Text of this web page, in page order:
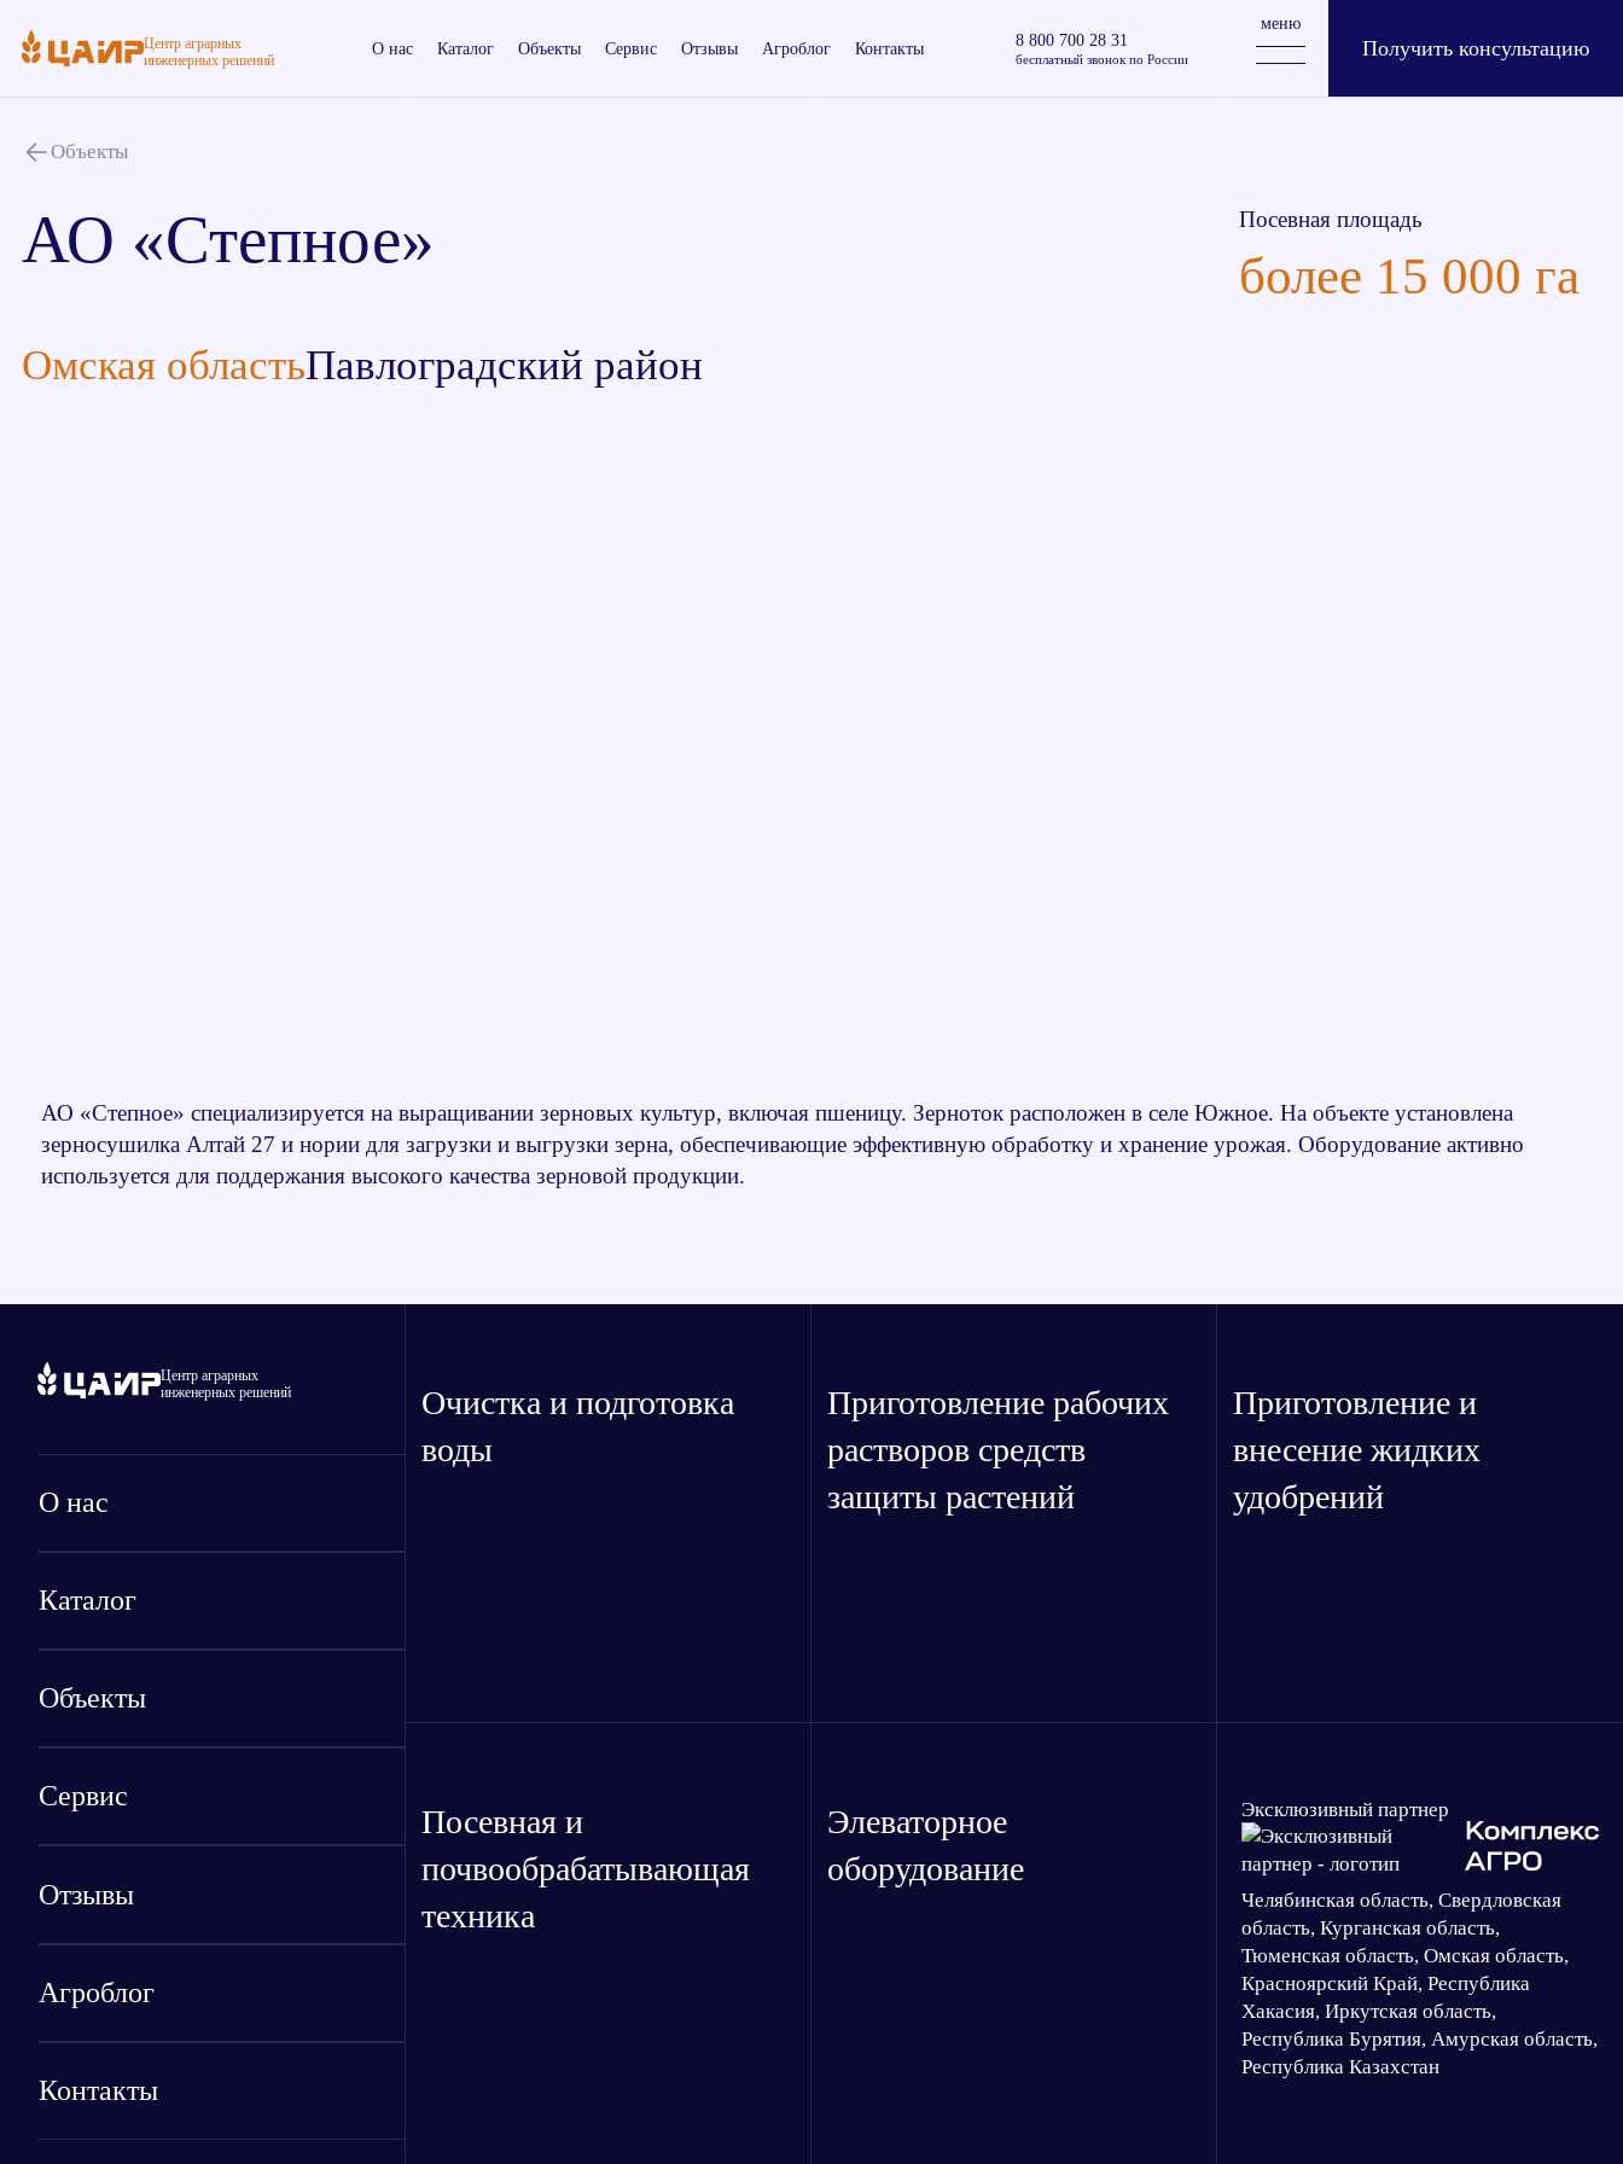
Центр аграрных
инженерных решений
О нас Каталог Объекты Сервис Отзывы Агроблог Контакты 8 800 700 28 31
бесплатный звонок по России
меню
Получить консультацию
Объекты
АО «Степное»
Омская областьПавлоградский район
Посевная площадь
более 15 000 га
АО «Степное» специализируется на выращивании зерновых культур, включая пшеницу. Зерноток расположен в селе Южное. На объекте установлена
зерносушилка Алтай 27 и нории для загрузки и выгрузки зерна, обеспечивающие эффективную обработку и хранение урожая. Оборудование активно
используется для поддержания высокого качества зерновой продукции.
Центр аграрных
инженерных решений
О нас
Каталог
Объекты
Сервис
Отзывы
Агроблог
Контакты
Очистка и подготовка
воды
Приготовление рабочих
растворов средств
защиты растений
Приготовление и
внесение жидких
удобрений
Посевная и
почвообрабатывающая
техника
Элеваторное
оборудование
Эксклюзивный партнер
Челябинская область, Свердловская
область, Курганская область,
Тюменская область, Омская область,
Красноярский Край, Республика
Хакасия, Иркутская область,
Республика Бурятия, Амурская область,
Республика Казахстан